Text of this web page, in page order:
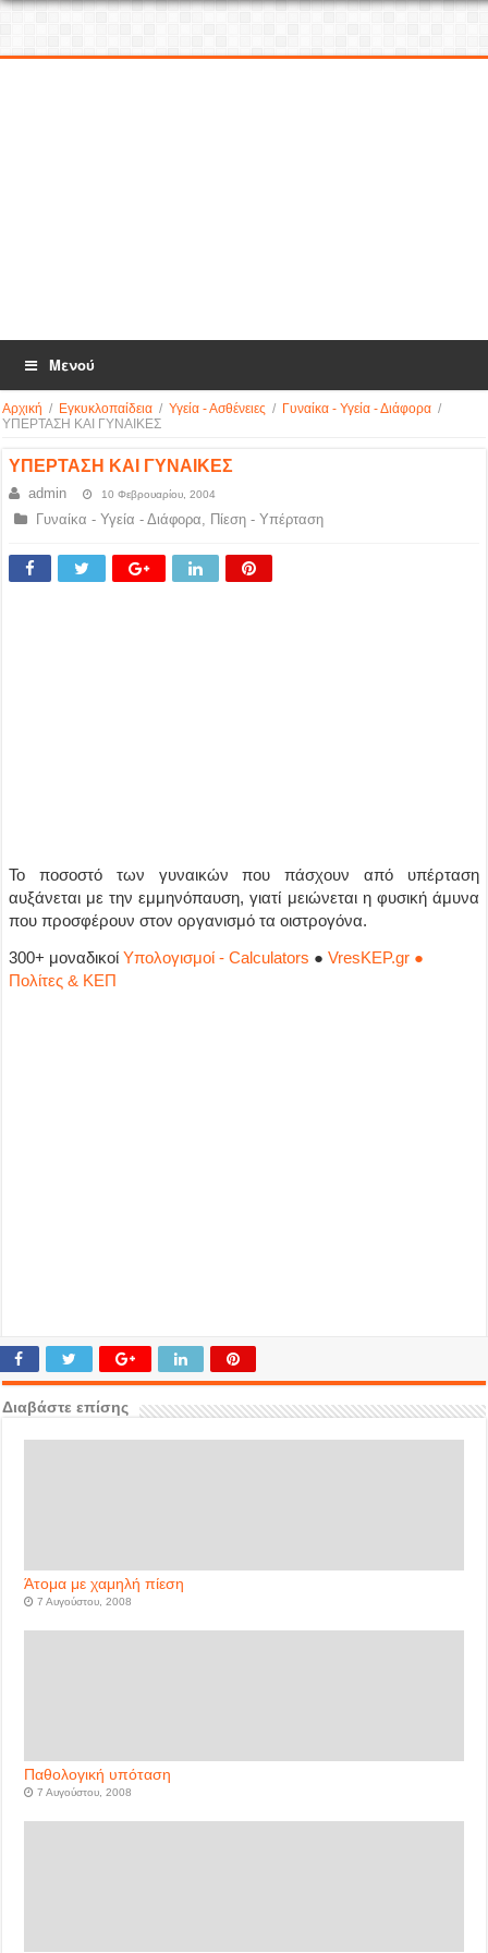
Μενού
Αρχική / Εγκυκλοπαίδεια / Υγεία - Ασθένειες / Γυναίκα - Υγεία - Διάφορα /
ΥΠΕΡΤΑΣΗ ΚΑΙ ΓΥΝΑΙΚΕΣ
ΥΠΕΡΤΑΣΗ ΚΑΙ ΓΥΝΑΙΚΕΣ
admin 10 Φεβρουαρίου, 2004
Γυναίκα - Υγεία - Διάφορα, Πίεση - Υπέρταση
Το ποσοστό των γυναικών που πάσχουν από υπέρταση
αυξάνεται με την εμμηνόπαυση, γιατί μειώνεται η φυσική άμυνα
που προσφέρουν στον οργανισμό τα οιστρογόνα.
300+ μοναδικοίΥπολογισμοί - Calculators ●VresKEP.gr ●
Πολίτες & ΚΕΠ
Διαβάστε επίσης
Άτομα με χαμηλή πίεση
7 Αυγούστου, 2008
Παθολογική υπόταση
7 Αυγούστου, 2008